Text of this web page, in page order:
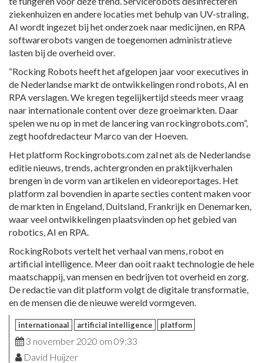
ziekenhuizen en andere locaties met behulp van UV-straling,
AI wordt ingezet bij het onderzoek naar medicijnen, en RPA
softwarerobots vangen de toegenomen administratieve
lasten bij de overheid over.
“Rocking Robots heeft het afgelopen jaar voor executives in
de Nederlandse markt de ontwikkelingen rond robots, AI en
RPA verslagen. We kregen tegelijkertijd steeds meer vraag
naar internationale content over deze groeimarkten. Daar
spelen we nu op in met de lancering van rockingrobots.com”,
zegt hoofdredacteur Marco van der Hoeven.
Het platform Rockingrobots.com zal net als de Nederlandse
editie nieuws, trends, achtergronden en praktijkverhalen
brengen in de vorm van artikelen en videoreportages. Het
platform zal bovendien in aparte secties content maken voor
de markten in Engeland, Duitsland, Frankrijk en Denemarken,
waar veel ontwikkelingen plaatsvinden op het gebied van
robotics, AI en RPA.
RockingRobots vertelt het verhaal van mens, robot en
artificial intelligence. Meer dan ooit raakt technologie de hele
maatschappij, van mensen en bedrijven tot overheid en zorg.
De redactie van dit platform volgt de digitale transformatie,
en de mensen die de nieuwe wereld vormgeven.
internationaal artificial intelligence platform
3 november 2020 om 09:33
David Huijzer